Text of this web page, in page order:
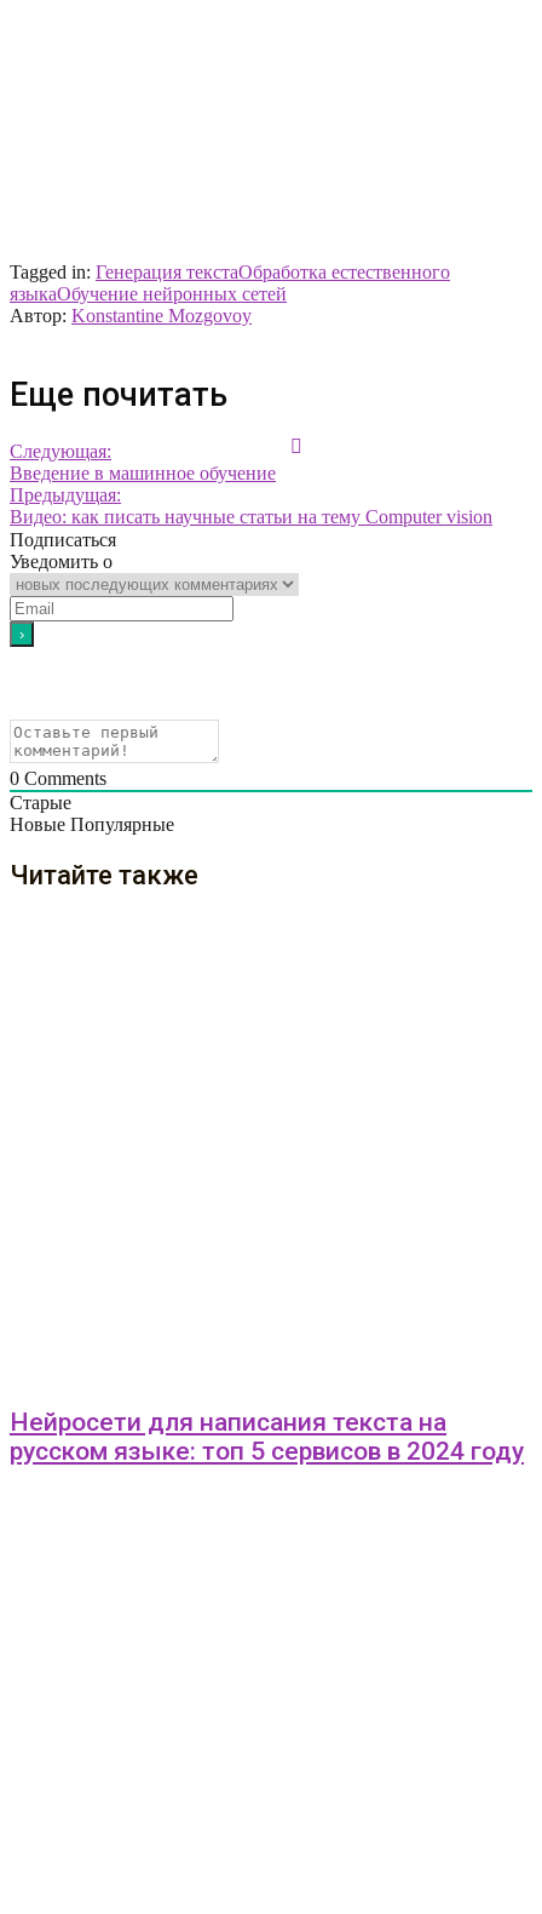
Tagged in: Генерация текстаОбработка естественного
языкаОбучение нейронных сетей
Автор: Konstantine Mozgovoy
Еще почитать
Следующая:
Введение в машинное обучение
Предыдущая:
Видео: как писать научные статьи на тему Computer vision
Подписаться
Уведомить о
0 Comments
Старые
Новые Популярные
Читайте также
Нейросети для написания текста на
русском языке: топ 5 сервисов в 2024 году